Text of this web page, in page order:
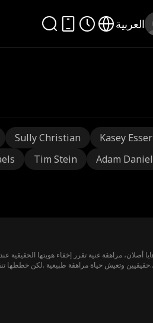
العربية
Sully Christian
Kasey Esser
Tim Stein Adam Daniel
حقيقيين وتعيش حياة مراهقة طبيعية .لكن خططها